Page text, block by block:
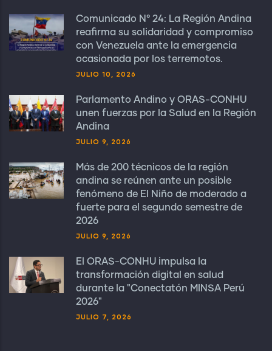
Comunicado N° 24: La Región Andina
reafirma su solidaridad y compromiso
con Venezuela ante la emergencia
ocasionada por los terremotos.
JULIO 10, 2026
Parlamento Andino y ORAS-CONHU
unen fuerzas por la Salud en la Región
Andina
JULIO 9, 2026
Más de 200 técnicos de la región
andina se reúnen ante un posible
fenómeno de El Niño de moderado a
fuerte para el segundo semestre de
2026
JULIO 9, 2026
El ORAS-CONHU impulsa la
transformación digital en salud
durante la "Conectatón MINSA Perú
2026"
JULIO 7, 2026